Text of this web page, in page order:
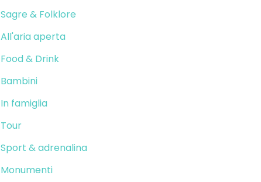
Sagre & Folklore
All'aria aperta
Food & Drink
Bambini
In famiglia
Tour
Sport & adrenalina
Monumenti